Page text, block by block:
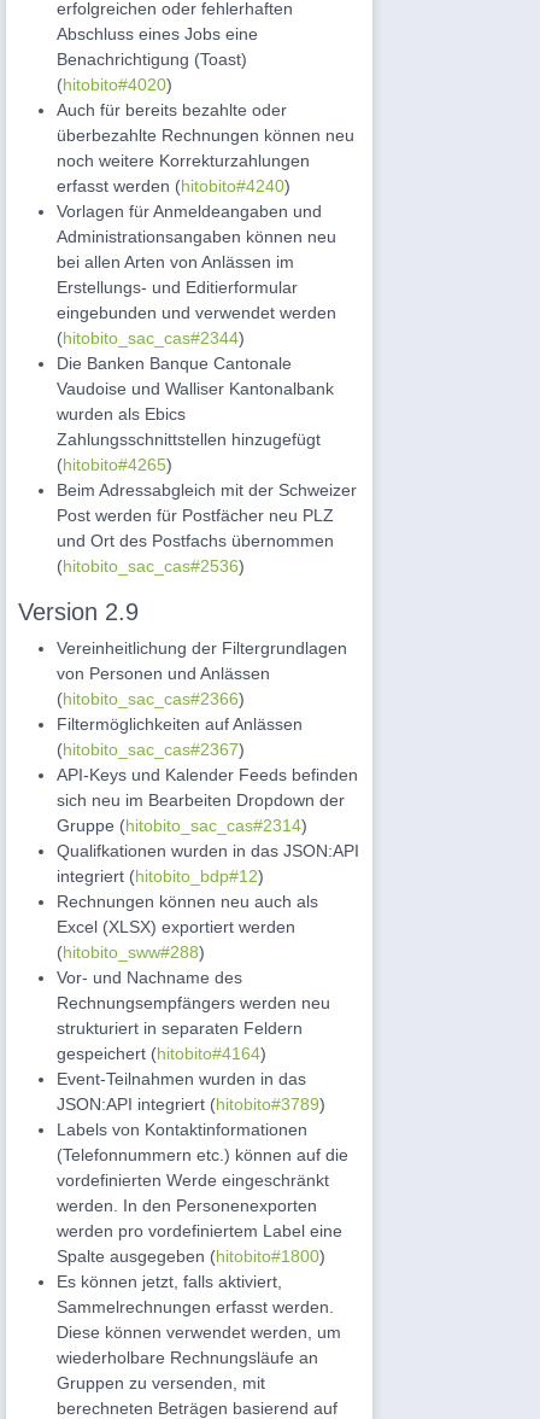
erfolgreichen oder fehlerhaften
Abschluss eines Jobs eine
Benachrichtigung (Toast)
(hitobito#4020)
Auch für bereits bezahlte oder
überbezahlte Rechnungen können neu
noch weitere Korrekturzahlungen
erfasst werden (hitobito#4240)
Vorlagen für Anmeldeangaben und
Administrationsangaben können neu
bei allen Arten von Anlässen im
Erstellungs- und Editierformular
eingebunden und verwendet werden
(hitobito_sac_cas#2344)
Die Banken Banque Cantonale
Vaudoise und Walliser Kantonalbank
wurden als Ebics
Zahlungsschnittstellen hinzugefügt
(hitobito#4265)
Beim Adressabgleich mit der Schweizer
Post werden für Postfächer neu PLZ
und Ort des Postfachs übernommen
(hitobito_sac_cas#2536)
Version 2.9
Vereinheitlichung der Filtergrundlagen
von Personen und Anlässen
(hitobito_sac_cas#2366)
Filtermöglichkeiten auf Anlässen
(hitobito_sac_cas#2367)
API-Keys und Kalender Feeds befinden
sich neu im Bearbeiten Dropdown der
Gruppe (hitobito_sac_cas#2314)
Qualifkationen wurden in das JSON:API
integriert (hitobito_bdp#12)
Rechnungen können neu auch als
Excel (XLSX) exportiert werden
(hitobito_sww#288)
Vor- und Nachname des
Rechnungsempfängers werden neu
strukturiert in separaten Feldern
gespeichert (hitobito#4164)
Event-Teilnahmen wurden in das
JSON:API integriert (hitobito#3789)
Labels von Kontaktinformationen
(Telefonnummern etc.) können auf die
vordefinierten Werde eingeschränkt
werden. In den Personenexporten
werden pro vordefiniertem Label eine
Spalte ausgegeben (hitobito#1800)
Es können jetzt, falls aktiviert,
Sammelrechnungen erfasst werden.
Diese können verwendet werden, um
wiederholbare Rechnungsläufe an
Gruppen zu versenden, mit
berechneten Beträgen basierend auf